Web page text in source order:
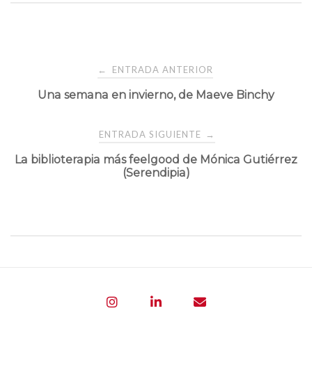
Navegación
← ENTRADA ANTERIOR
Una semana en invierno, de Maeve Binchy
ENTRADA SIGUIENTE →
La biblioterapia más feelgood de Mónica Gutiérrez
(Serendipia)